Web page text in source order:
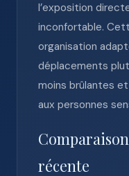
l’exposition
inconfortable.
organisation
déplacements
moins brûlantes
aux personnes
récente